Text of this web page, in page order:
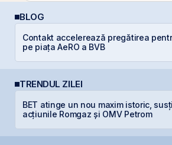
BLOG
Contakt accelerează pregătirea
pe piața AeRO a BVB
TRENDUL ZILEI
BET atinge un nou maxim istoric,
acțiunile Romgaz și OMV Petrom